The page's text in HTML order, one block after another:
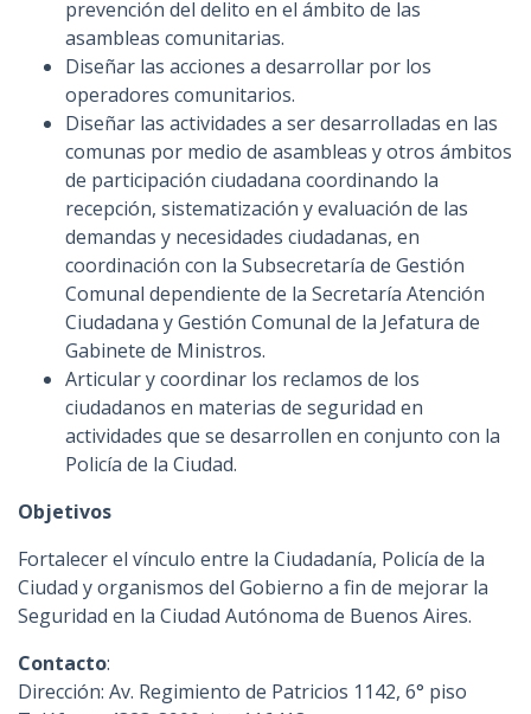
prevención del delito en el ámbito de las
asambleas comunitarias.
Diseñar las acciones a desarrollar por los
operadores comunitarios.
Diseñar las actividades a ser desarrolladas en las
comunas por medio de asambleas y otros ámbitos
de participación ciudadana coordinando la
recepción, sistematización y evaluación de las
demandas y necesidades ciudadanas, en
coordinación con la Subsecretaría de Gestión
Comunal dependiente de la Secretaría Atención
Ciudadana y Gestión Comunal de la Jefatura de
Gabinete de Ministros.
Articular y coordinar los reclamos de los
ciudadanos en materias de seguridad en
actividades que se desarrollen en conjunto con la
Policía de la Ciudad.
Objetivos
Fortalecer el vínculo entre la Ciudadanía, Policía de la
Ciudad y organismos del Gobierno a fin de mejorar la
Seguridad en la Ciudad Autónoma de Buenos Aires.
Contacto:
Dirección: Av. Regimiento de Patricios 1142, 6° piso